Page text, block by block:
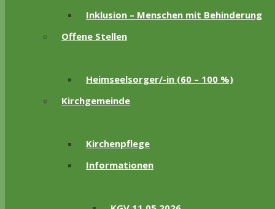
Inklusion – Menschen mit Behinderung
Offene Stellen
Heimseelsorger/-in (60 – 100 %)
Kirchgemeinde
Kirchenpflege
Informationen